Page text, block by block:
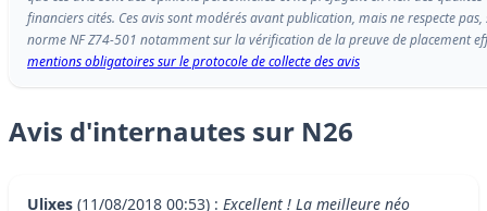
financiers cités. Ces avis sont modérés avant publication, mais ne respecte
norme NF Z74-501 notamment sur la vérification de la preuve de placement
mentions obligatoires sur le protocole de collecte des avis
Avis d'internautes sur N26
Ulixes (11/08/2018 00:53) : Excellent ! La meilleure néo